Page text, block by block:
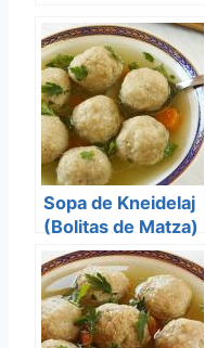
Sopa de Kneidelaj
(Bolitas de Matza)